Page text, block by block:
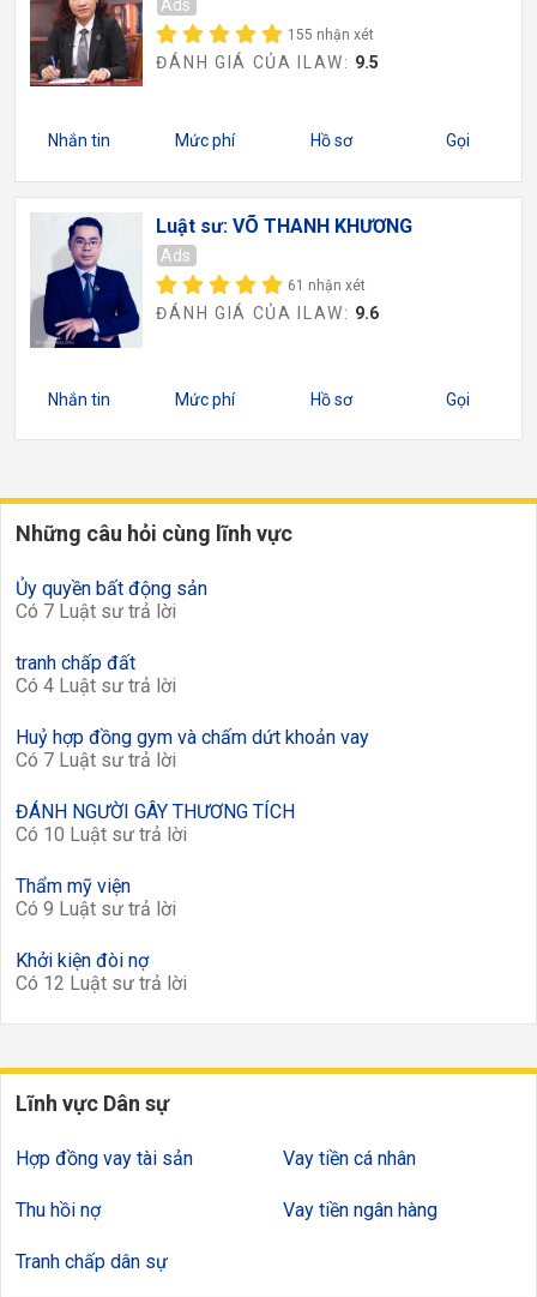
Ads
155 nhận xét
ĐÁNH GIÁ CỦA ILAW: 9.5
Nhắn tin Mức phí Hồ sơ Gọi
Luật sư: VÕ THANH KHƯƠNG
Ads
61 nhận xét
ĐÁNH GIÁ CỦA ILAW: 9.6
Nhắn tin Mức phí Hồ sơ Gọi
Những câu hỏi cùng lĩnh vực
Ủy quyền bất động sản
Có 7 Luật sư trả lời
tranh chấp đất
Có 4 Luật sư trả lời
Huỷ hợp đồng gym và chấm dứt khoản vay
Có 7 Luật sư trả lời
ĐÁNH NGƯỜI GÂY THƯƠNG TÍCH
Có 10 Luật sư trả lời
Thẩm mỹ viện
Có 9 Luật sư trả lời
Khởi kiện đòi nợ
Có 12 Luật sư trả lời
Lĩnh vực Dân sự
Hợp đồng vay tài sản
Thu hồi nợ
Tranh chấp dân sự
Vay tiền cá nhân
Vay tiền ngân hàng